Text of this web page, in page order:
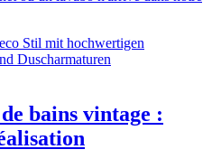
bains vintage :